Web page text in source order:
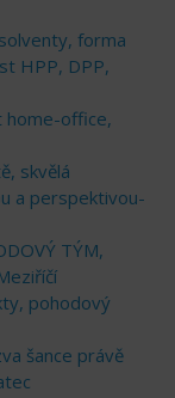
forma
HPP, DPP,
home-office,
skvělá
a perspektivou-
TÝM,
pohodový
šance právě